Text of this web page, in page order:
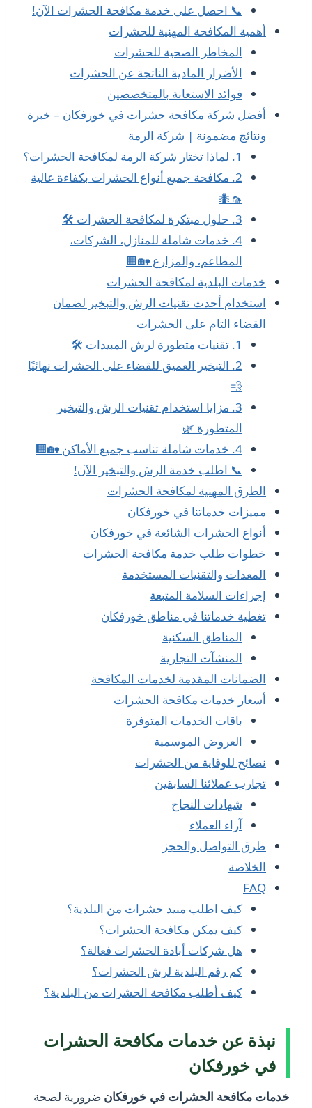
📞 احصل على خدمة مكافحة الحشرات الآن!
أهمية المكافحة المهنية للحشرات
المخاطر الصحية للحشرات
الأضرار المادية الناتجة عن الحشرات
فوائد الاستعانة بالمتخصصين
أفضل شركة مكافحة حشرات في خورفكان – خبرة
ونتائج مضمونة | شركة الرمة
1. لماذا تختار شركة الرمة لمكافحة الحشرات؟
2. مكافحة جميع أنواع الحشرات بكفاءة عالية
🦟🐜
3. حلول مبتكرة لمكافحة الحشرات 🛠️
4. خدمات شاملة للمنازل، الشركات،
المطاعم، والمزارع 🏡🏢
خدمات البلدية لمكافحة الحشرات
استخدام أحدث تقنيات الرش والتبخير لضمان
القضاء التام على الحشرات
1. تقنيات متطورة لرش المبيدات 🛠️
2. التبخير العميق للقضاء على الحشرات نهائيًا
💨
3. مزايا استخدام تقنيات الرش والتبخير
المتطورة 🌿
4. خدمات شاملة تناسب جميع الأماكن 🏡🏢
📞 اطلب خدمة الرش والتبخير الآن!
الطرق المهنية لمكافحة الحشرات
مميزات خدماتنا في خورفكان
أنواع الحشرات الشائعة في خورفكان
خطوات طلب خدمة مكافحة الحشرات
المعدات والتقنيات المستخدمة
إجراءات السلامة المتبعة
تغطية خدماتنا في مناطق خورفكان
المناطق السكنية
المنشآت التجارية
الضمانات المقدمة لخدمات المكافحة
أسعار خدمات مكافحة الحشرات
باقات الخدمات المتوفرة
العروض الموسمية
نصائح للوقاية من الحشرات
تجارب عملائنا السابقين
شهادات النجاح
آراء العملاء
طرق التواصل والحجز
الخلاصة
FAQ
كيف اطلب مبيد حشرات من البلدية؟
كيف يمكن مكافحة الحشرات؟
هل شركات أبادة الحشرات فعالة؟
كم رقم البلدية لرش الحشرات؟
كيف أطلب مكافحة الحشرات من البلدية؟
نبذة عن خدمات مكافحة الحشرات
في خورفكان
خدمات مكافحة الحشرات في خورفكان ضرورية لصحة